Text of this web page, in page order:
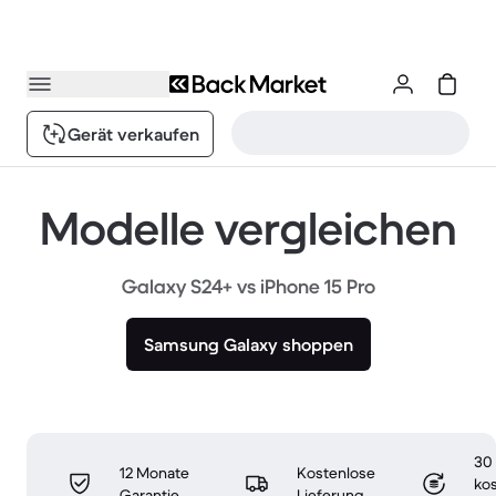
Gerät verkaufen
Modelle vergleichen
Galaxy S24+ vs iPhone 15 Pro
Samsung Galaxy shoppen
12 Monate
Kostenlose
30